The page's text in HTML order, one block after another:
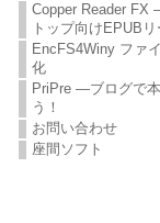
Copper Reader FX
トップ向けEPUB
EncFS4Winy ファ
化
PriPre ―ブログで
う！
お問い合わせ
座間ソフト